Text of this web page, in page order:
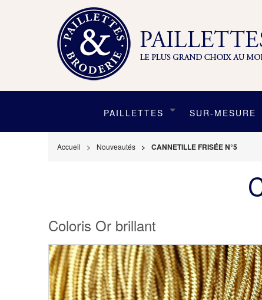
PAILLETTES SUR-MESURE
Accueil Nouveautés CANNETILLE FRISÉE N°5
Coloris Or brillant